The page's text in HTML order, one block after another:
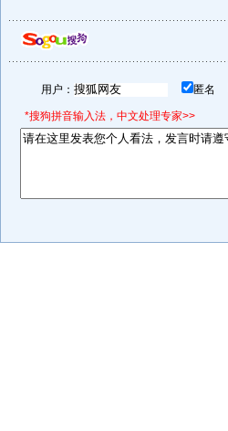
用户： 匿名
*搜狗拼音输入法，中文处理专家>>